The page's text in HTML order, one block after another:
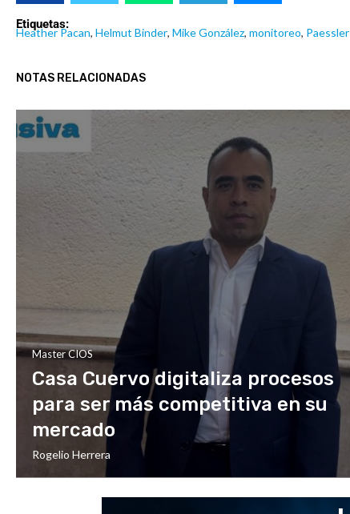
Etiquetas:
Heather Pacan, Helmut Binder, Mike González, monitoreo, Paessler
NOTAS RELACIONADAS
Master CIOS
Casa Cuervo digitaliza procesos
para ser más competitiva en su
mercado
Rogelio Herrera